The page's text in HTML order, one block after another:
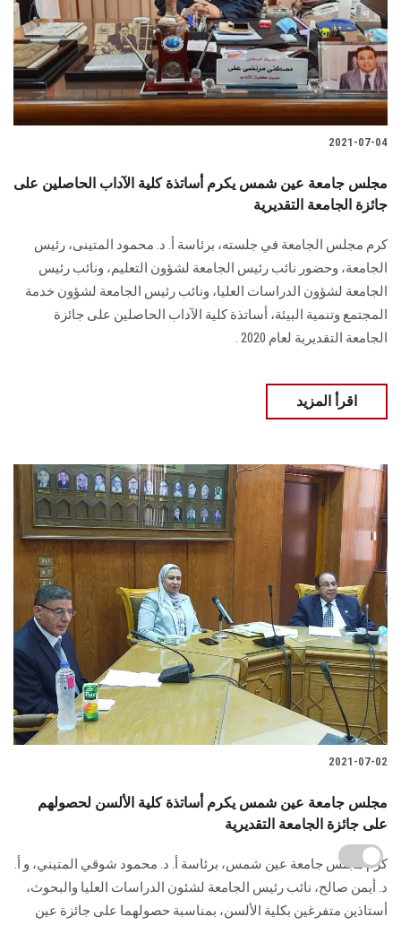
2021-07-04
مجلس جامعة عين شمس يكرم أساتذة كلية الآداب الحاصلين على
جائزة الجامعة التقديرية
كرم مجلس الجامعة في جلسته، برئاسة أ. د. محمود المتينى، رئيس
الجامعة، وحضور نائب رئيس الجامعة لشؤون التعليم، ونائب رئيس
الجامعة لشؤون الدراسات العليا، ونائب رئيس الجامعة لشؤون خدمة
المجتمع وتنمية البيئة، أساتذة كلية الآداب الحاصلين على جائزة
الجامعة التقديرية لعام 2020 .
اقرأ المزيد
2021-07-02
مجلس جامعة عين شمس يكرم أساتذة كلية الألسن لحصولهم
على جائزة الجامعة التقديرية
كرم مجلس جامعة عين شمس، برئاسة أ. د. محمود شوقي المتيني، و أ.
د. أيمن صالح، نائب رئيس الجامعة لشئون الدراسات العليا والبحوث،
أستاذين متفرغين بكلية الألسن، بمناسبة حصولهما على جائزة عين